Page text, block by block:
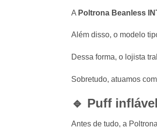
A Poltrona Beanless
Além disso, o modelo
Dessa forma, o lojista
Sobretudo, atuamos
🔹 Puff
Antes de tudo, a